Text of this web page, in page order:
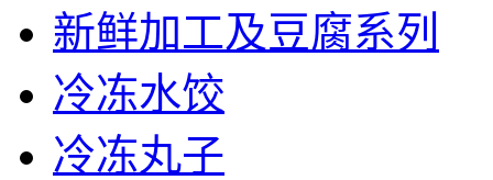
新鲜加工及豆腐系列
冷冻水饺
冷冻丸子